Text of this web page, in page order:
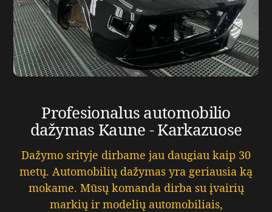
Profesionalus automobilio
dažymas Kaune - Karkazuose
Dažymo srityje dirbame jau daugiau kaip 30
metų. Automobilių dažymas yra geriausia ką
mokame. Mūsų komanda dirba su įvairių
markių ir modelių automobiliais,